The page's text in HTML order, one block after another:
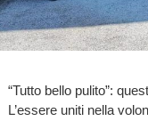
“Tutto bello pulito”:
L’essere uniti nella